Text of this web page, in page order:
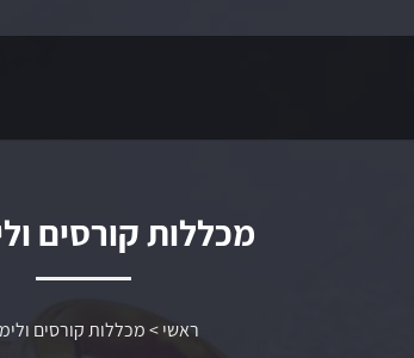
מכללות קורסים
ראשי>מכללות קורסים